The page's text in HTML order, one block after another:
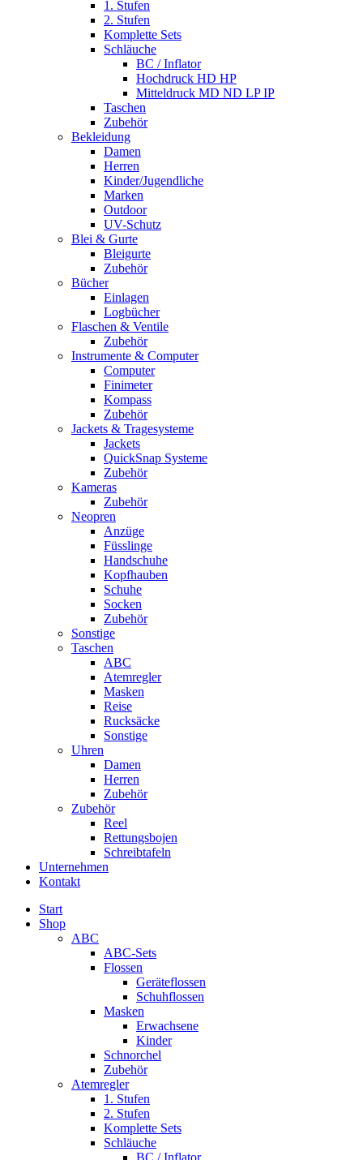
1. Stufen
2. Stufen
Komplette Sets
Schläuche
BC / Inflator
Hochdruck HD HP
Mitteldruck MD ND LP IP
Taschen
Zubehör
Bekleidung
Damen
Herren
Kinder/Jugendliche
Marken
Outdoor
UV-Schutz
Blei & Gurte
Bleigurte
Zubehör
Bücher
Einlagen
Logbücher
Flaschen & Ventile
Zubehör
Instrumente & Computer
Computer
Finimeter
Kompass
Zubehör
Jackets & Tragesysteme
Jackets
QuickSnap Systeme
Zubehör
Kameras
Zubehör
Neopren
Anzüge
Füsslinge
Handschuhe
Kopfhauben
Schuhe
Socken
Zubehör
Sonstige
Taschen
ABC
Atemregler
Masken
Reise
Rucksäcke
Sonstige
Uhren
Damen
Herren
Zubehör
Zubehör
Reel
Rettungsbojen
Schreibtafeln
Unternehmen
Kontakt
Start
Shop
ABC
ABC-Sets
Flossen
Geräteflossen
Schuhflossen
Masken
Erwachsene
Kinder
Schnorchel
Zubehör
Atemregler
1. Stufen
2. Stufen
Komplette Sets
Schläuche
BC / Inflator